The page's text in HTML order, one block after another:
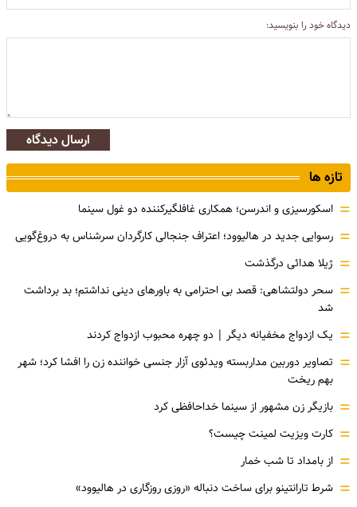
دیدگاه خود را بنویسید:
ارسال دیدگاه
تازه ها
= اسکورسیزی و اندرسن؛ همکاری غافلگیرکننده دو غول سینما
= رسوایی جدید در هالیوود؛ اعتراف جنجالی کارگردان سرشناس به دروغ‌گویی
= ژیلا هدائی درگذشت
= سحر دولتشاهی: قصد بی احترامی به باورهای دینی نداشتم؛ بد برداشت
شد
= یک ازدواج مخفیانه دیگر | دو چهره محبوب ازدواج کردند
= تصاویر دوربین مداربسته ویدئوی آزار جنسی خواننده زن را افشا کرد؛ شهر
بهم ریخت
= بازیگر زن مشهور از سینما خداحافظی کرد
= کارت ویزیت لمینت چیست؟
= از بامداد تا شب خمار
= شرط تارانتینو برای ساخت دنباله «روزی روزگاری در هالیوود»